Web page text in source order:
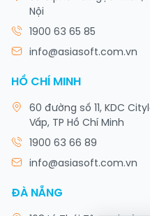
Nội
1900 63 65 85
info@asiasoft.com.vn
HỒ CHÍ MINH
60 đường số 11, KDC
Vấp, TP Hồ Chí Minh
1900 63 66 89
info@asiasoft.com.vn
ĐÀ NẴNG